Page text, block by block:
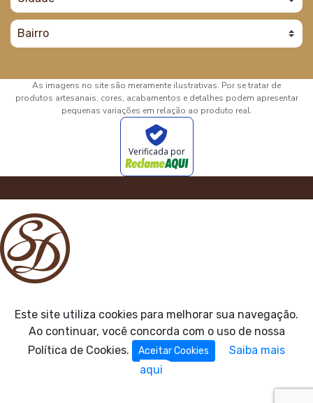
As imagens no site são meramente ilustrativas. Por se tratar de
produtos artesanais, cores, acabamentos e detalhes podem apresentar
pequenas variações em relação ao produto real.
Verificada por
Este site utiliza cookies para melhorar sua navegação.
Ao continuar, você concorda com o uso de nossa
Política de Cookies.
Aceitar Cookies
Saiba mais
aqui